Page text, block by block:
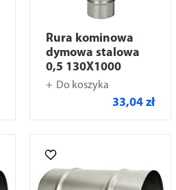
Rura kominowa
dymowa stalowa
0,5 130X1000
Do koszyka
33,04 zł